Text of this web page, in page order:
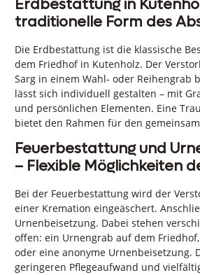
Erdbestattung in
traditionelle Form des
Die Erdbestattung ist die klassische
dem Friedhof in Kutenholz. Der
Sarg in einem Wahl- oder Reihengrab
lässt sich individuell gestalten – mit
und persönlichen Elementen. Eine
bietet den Rahmen für den
Feuerbestattung und
– Flexible Möglichkeiten
Bei der Feuerbestattung wird der
einer Kremation eingeäschert.
Urnenbeisetzung. Dabei stehen
offen: ein Urnengrab auf dem
oder eine anonyme Urnenbeisetzung.
geringeren Pflegeaufwand und